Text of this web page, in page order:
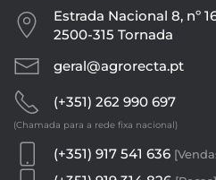
Estrada Nacional 8, nº
2500-315 Tornada
geral@agrorecta.pt
(+351) 262 990 697
(Chamada para a rede fixa nacional)
(+351) 917 541 636